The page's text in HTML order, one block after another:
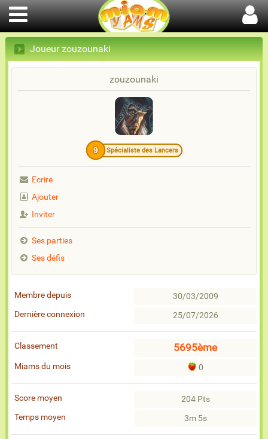
Joueur zouzounaki
zouzounaki
9 Spécialiste des Lancers
Ecrire
Ajouter
Inviter
Ses parties
Ses défis
Membre depuis
30/03/2009
Dernière connexion
25/07/2026
Classement 5695ème
Miams du mois 0
Score moyen
204 Pts
Temps moyen
3m 5s